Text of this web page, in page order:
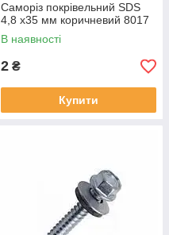
Саморіз покрівельний SDS
4,8 х35 мм коричневий 8017
В наявності
2 ₴
Купити